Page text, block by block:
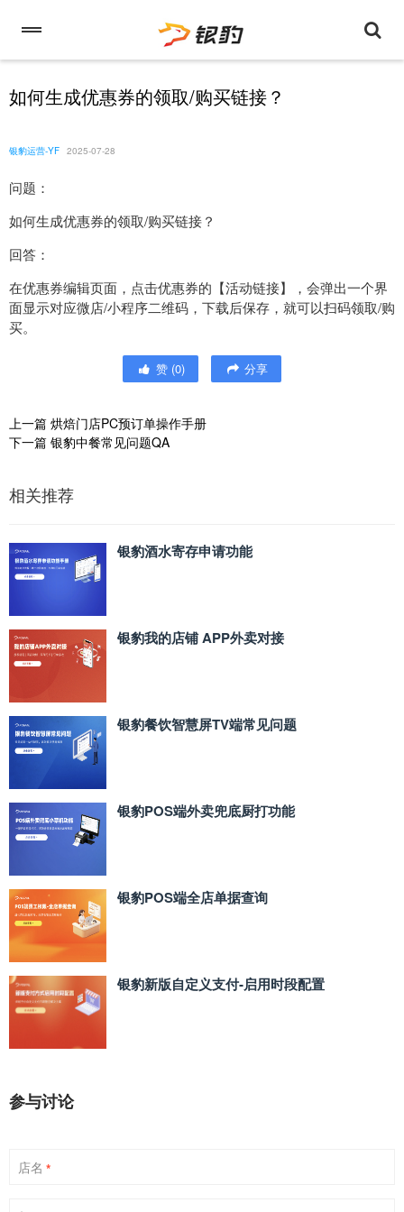
如何生成优惠券的领取/购买链接？
银豹运营-YF 2025-07-28
问题：
如何生成优惠券的领取/购买链接？
回答：
在优惠券编辑页面，点击优惠券的【活动链接】，会弹出一个界
面显示对应微店/小程序二维码，下载后保存，就可以扫码领取/购
买。
赞 (0) 分享
上一篇 烘焙门店PC预订单操作手册
下一篇 银豹中餐常见问题QA
相关推荐
银豹酒水寄存申请功能
银豹我的店铺 APP外卖对接
银豹餐饮智慧屏TV端常见问题
银豹POS端外卖兜底厨打功能
银豹POS端全店单据查询
银豹新版自定义支付‑启用时段配置
参与讨论
店名 *